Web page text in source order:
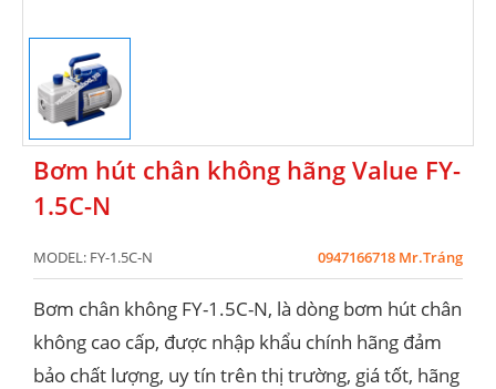
Bơm hút chân không hãng Value FY-
1.5C-N
MODEL: FY-1.5C-N 0947166718 Mr.Tráng
Bơm chân không FY-1.5C-N, là dòng bơm hút chân
không cao cấp, được nhập khẩu chính hãng đảm
bảo chất lượng, uy tín trên thị trường, giá tốt, hãng